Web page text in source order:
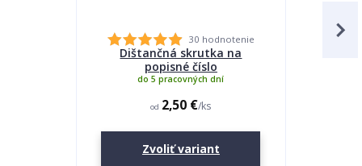
30 hodnotenie
Dištančná skrutka na
popisné číslo
od 2,50 €/ks
do 5 pracovných dní
Zvoliť variant